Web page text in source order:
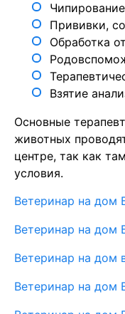
Прививки,
Обработка
Взятие
Основные
животных
центре, так как
условия.
Ветеринар на дом
Ветеринар на дом
Ветеринар на дом
Ветеринар на дом